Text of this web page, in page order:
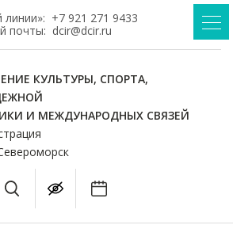
линии»: +7 921 271 9433
почты: dcir@dcir.ru
КУЛЬТУРЫ, СПОРТА,
И МЕЖДУНАРОДНЫХ СВЯЗЕЙ